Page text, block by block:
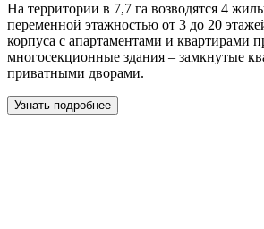
На территории в 7,7 га возводятся 4
переменной этажностью от 3 до 20
корпуса с апартаментами и квартирами
многосекционные здания – замкнутые
приватными дворами.
Узнать подробнее